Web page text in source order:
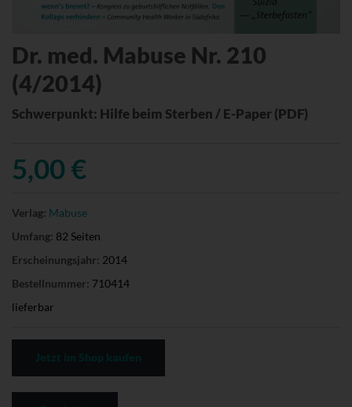
Dr. med. Mabuse Nr. 210
(4/2014)
Schwerpunkt: Hilfe beim Sterben / E-Paper (PDF)
5,00 €
Verlag: Mabuse
Umfang: 82 Seiten
Erscheinungsjahr: 2014
Bestellnummer: 710414
lieferbar